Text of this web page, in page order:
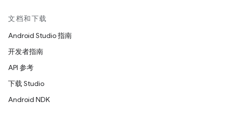
文档和下载
Android Studio 指南
开发者指南
API 参考
下载 Studio
Android NDK